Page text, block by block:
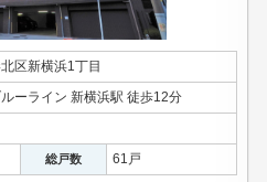
区新横浜1丁目
ーライン 新横浜駅 徒歩12分
総戸数 61戸